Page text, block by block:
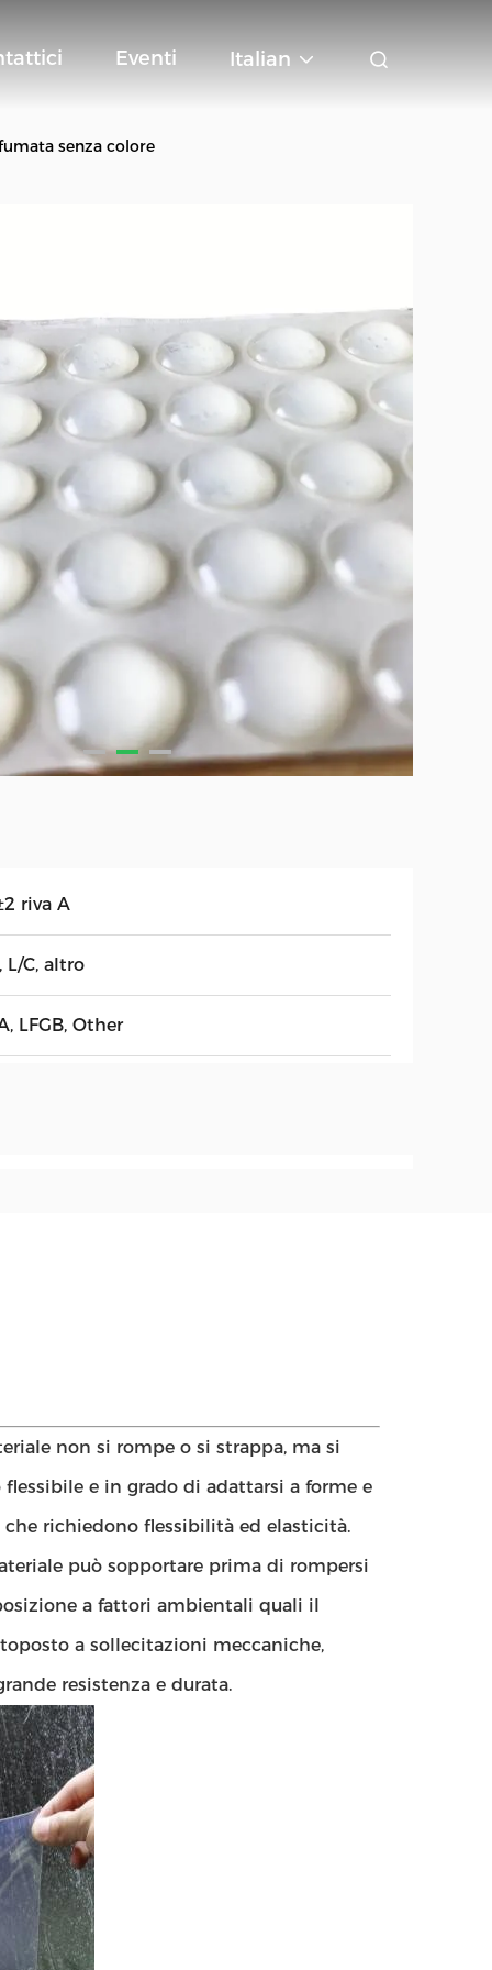
Eventi Italian
senza colore
riva A
L/C, altro
LFGB, Other
non si rompe o si strappa, ma si
e in grado di adattarsi a forme e
richiedono flessibilità ed elasticità.
può sopportare prima di rompersi
a fattori ambientali quali il
a sollecitazioni meccaniche,
resistenza e durata.